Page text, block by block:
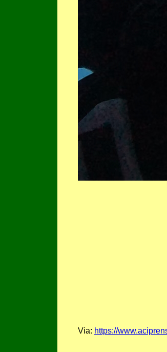
Via: https://